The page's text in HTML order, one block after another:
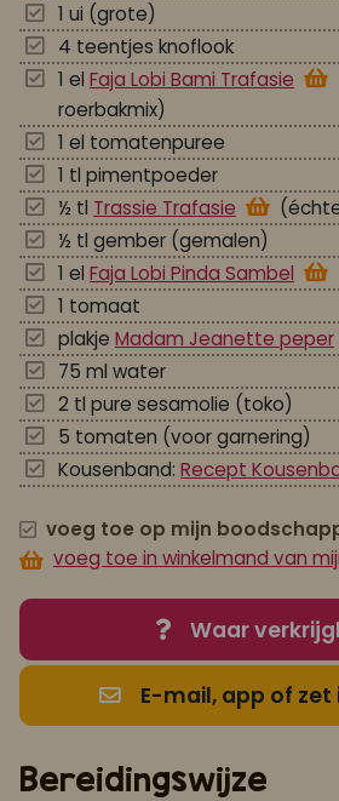
1 ui (grote)
4 teentjes knoflook
1 el Faja Lobi Bami Trafasie
roerbakmix)
1 el tomatenpuree
1 tl pimentpoeder
½ tl Trassie Trafasie
½ tl gember (gemalen)
1 el Faja Lobi Pinda Sambel
1 tomaat
plakje Madam Jeanette peper
75 ml water
2 tl pure sesamolie (toko)
5 tomaten (voor garnering)
Kousenband: Recept
voeg toe op mijn
voeg toe in winkelmand van
Waar
E-mail, app of
Bereidingswijze